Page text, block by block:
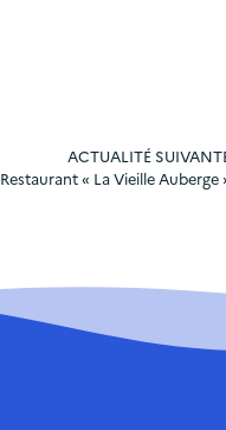
ACTUALITÉ
Restaurant « La Vieille Auberge